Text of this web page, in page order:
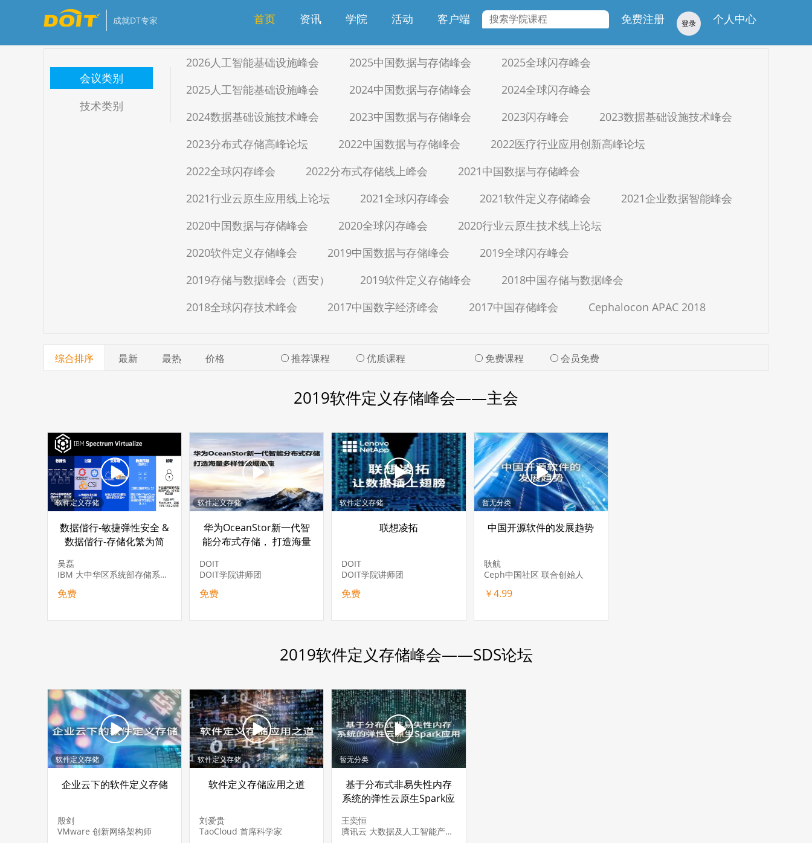
成就DT专家 首页 资讯 学院 活动 客户端 免费注册 登录 个人中心
免费 推荐 会员免费 专题课程 讲师招募 学院
会议类别
技术类别
2026人工智能基础设施峰会 2025中国数据与存储峰会
2025全球闪存峰会
2025人工智能基础设施峰会
2024中国数据与存储峰会
2024全球闪存峰会
2024数据基础设施技术峰会
2023中国数据与存储峰会 2023闪存峰会
2023数据基础设施技术峰会
2023分布式存储高峰论坛
2022中国数据与存储峰会
2022医疗行业应用创新高峰论坛
2022全球闪存峰会
2022分布式存储线上峰会
2021中国数据与存储峰会
2021行业云原生应用线上论坛
2021全球闪存峰会 2021软件定义存储峰会
2021企业数据智能峰会
2020中国数据与存储峰会
2020全球闪存峰会
2020行业云原生技术线上论坛
2020软件定义存储峰会
2019中国数据与存储峰会
2019全球闪存峰会
2019存储与数据峰会（西安）
2019软件定义存储峰会
2018中国存储与数据峰会
2018全球闪存技术峰会
2017中国数字经济峰会 2017中国存储峰会 Cephalocon APAC 2018
综合排序 最新 最热 价格 推荐课程 优质课程 免费课程 会员免费
2019软件定义存储峰会——主会
软件定义存储
数据偕行-敏捷弹性安全 &
数据偕行-存储化繁为简
吴磊
IBM 大中华区系统部存储系统总经理
免费
软件定义存储
华为OceanStor新一代智
能分布式存储， 打造海量
DOIT
DOIT学院讲师团
免费
软件定义存储
联想凌拓
DOIT
DOIT学院讲师团
免费
暂无分类
中国开源软件的发展趋势
耿航
Ceph中国社区 联合创始人
￥4.99
2019软件定义存储峰会——SDS论坛
软件定义存储
企业云下的软件定义存储
殷剑
VMware 创新网络架构师
软件定义存储
软件定义存储应用之道
刘爱贵
TaoCloud 首席科学家
暂无分类
基于分布式非易失性内存
系统的弹性云原生Spark应
王奕恒
腾讯云 大数据及人工智能产品中心研发架构师